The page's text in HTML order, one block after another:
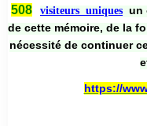
508
visiteurs uniques un
de cette mémoire, de la
nécessité de continuer
https://